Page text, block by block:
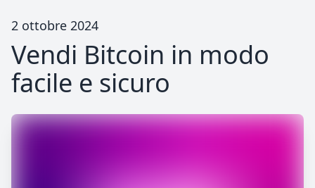
2 ottobre 2024
Vendi Bitcoin in modo
facile e sicuro